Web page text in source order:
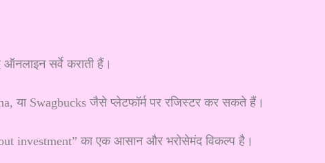
सर्वे कराती हैं।
या Swagbucks जैसे प्लेटफॉर्म पर रजिस्टर कर सकते हैं।
investment” का एक आसान और भरोसेमंद विकल्प है।